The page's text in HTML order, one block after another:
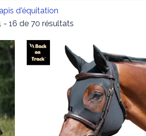
d'équitation
- 16 de 70 résultats